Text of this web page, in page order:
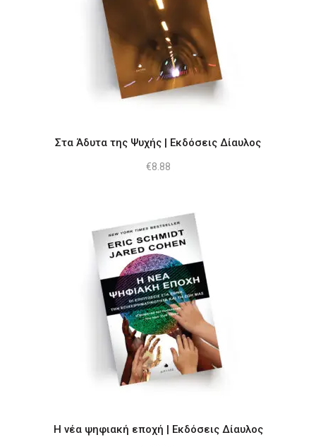
Στα Άδυτα της Ψυχής | Εκδόσεις Δίαυλος
€8.88
Η νέα ψηφιακή εποχή | Εκδόσεις Δίαυλος